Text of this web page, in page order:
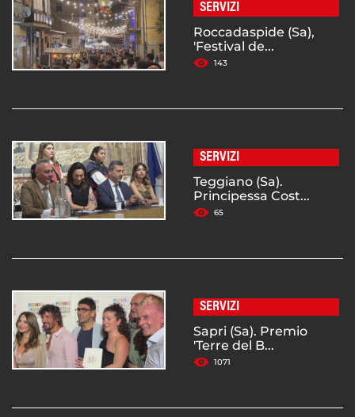
SERVIZI
Roccadaspide (Sa),
'Festival de...
143
SERVIZI
Teggiano (Sa).
Principessa Cost...
65
SERVIZI
Sapri (Sa). Premio
'Terre del B...
1071